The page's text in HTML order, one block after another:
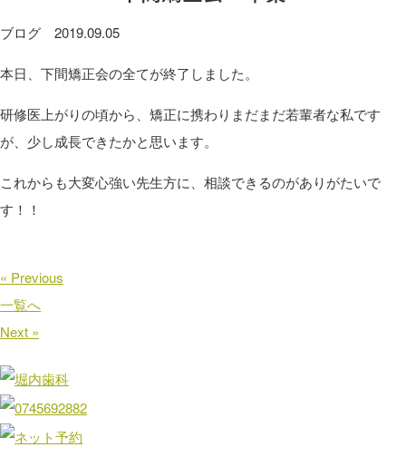
ブログ 2019.09.05
本日、下間矯正会の全てが終了しました。
研修医上がりの頃から、矯正に携わりまだまだ若輩者な私です
が、少し成長できたかと思います。
これからも大変心強い先生方に、相談できるのがありがたいで
す！！
« Previous
一覧へ
Next »